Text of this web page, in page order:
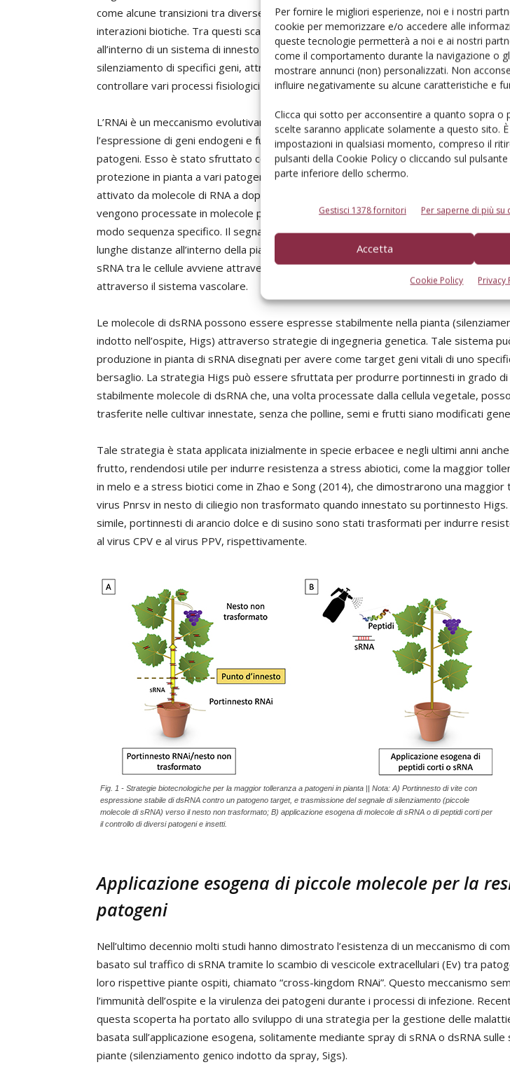
Per fornire le migliori esperienze, noi e i nostri
cookie per memorizzare e/o accedere alle
queste tecnologie permetterà a noi e ai nostri
come il comportamento durante la navigazione o
mostrare annunci (non) personalizzati. Non
influire negativamente su alcune caratteristiche e
Clicca qui sotto per acconsentire a quanto sopra o
scelte saranno applicate solamente a questo sito.
impostazioni in qualsiasi momento, compreso il
pulsanti della Cookie Policy o cliccando sul
parte inferiore dello schermo.
Gestisci 1378 fornitori Per saperne di più su
Accetta
Cookie Policy Privacy
come alcune transizioni tra diverse fasi di sviluppo, risposte morfologiche,
interazioni biotiche. Tra questi scambi di molecole, il movimento di piccole molecole di
all’interno di un sistema di innesto è stato recentemente utilizzato come strategia
silenziamento di specifici geni, attraverso il meccanismo dell’RNA interferente (RNAi),
controllare vari processi fisiologici legati allo sviluppo delle piante e alle risposte allo
L’RNAi è un meccanismo evolutivamente conservato utilizzato dagli eucarioti per
l’espressione di geni endogeni e funziona in pianta anche come meccanismo di difesa
patogeni. Esso è stato sfruttato con successo, tramite approcci biotecnologici, per
protezione in pianta a vari patogeni e insetti e per migliorare tratti di interesse
attivato da molecole di RNA a doppio filamento (dsRNA) che, attraverso specifici
vengono processate in molecole più piccole, gli sRNA, sfruttate per guidare il
modo sequenza specifico. Il segnale di silenziamento può spostarsi tra cellula e
lunghe distanze all’interno della pianta, partendo dal sito di sintesi. Il movimento a
sRNA tra le cellule avviene attraverso i plasmodesmi, mentre il movimento a lunga
attraverso il sistema vascolare.
Le molecole di dsRNA possono essere espresse stabilmente nella pianta
indotto nell’ospite, Higs) attraverso strategie di ingegneria genetica. Tale sistema
produzione in pianta di sRNA disegnati per avere come target geni vitali di uno
bersaglio. La strategia Higs può essere sfruttata per produrre portinnesti in grado
stabilmente molecole di dsRNA che, una volta processate dalla cellula vegetale,
trasferite nelle cultivar innestate, senza che polline, semi e frutti siano modificati
Tale strategia è stata applicata inizialmente in specie erbacee e negli ultimi anni
frutto, rendendosi utile per indurre resistenza a stress abiotici, come la maggior
in melo e a stress biotici come in Zhao e Song (2014), che dimostrarono una maggior
virus Pnrsv in nesto di ciliegio non trasformato quando innestato su portinnesto Higs.
simile, portinnesti di arancio dolce e di susino sono stati trasformati per indurre
al virus CPV e al virus PPV, rispettivamente.
Fig. 1 - Strategie biotecnologiche per la maggior tolleranza a patogeni in pianta || Nota: A) Portinnesto di vite con
espressione stabile di dsRNA contro un patogeno target, e trasmissione del segnale di silenziamento (piccole
molecole di sRNA) verso il nesto non trasformato; B) applicazione esogena di molecole di sRNA o di peptidi corti per
il controllo di diversi patogeni e insetti.
Applicazione esogena di piccole molecole per la
patogeni
Nell’ultimo decennio molti studi hanno dimostrato l’esistenza di un meccanismo di
basato sul traffico di sRNA tramite lo scambio di vescicole extracellulari (Ev) tra
loro rispettive piante ospiti, chiamato “cross-kingdom RNAi”. Questo meccanismo
l’immunità dell’ospite e la virulenza dei patogeni durante i processi di infezione.
questa scoperta ha portato allo sviluppo di una strategia per la gestione delle
basata sull’applicazione esogena, solitamente mediante spray di sRNA o dsRNA
piante (silenziamento genico indotto da spray, Sigs).